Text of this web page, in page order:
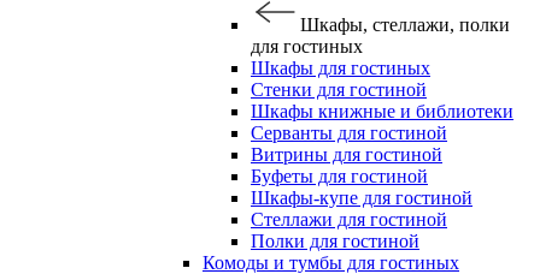
Шкафы, стеллажи, полки
для гостиных
Шкафы для гостиных
Стенки для гостиной
Шкафы книжные и библиотеки
Серванты для гостиной
Витрины для гостиной
Буфеты для гостиной
Шкафы-купе для гостиной
Стеллажи для гостиной
Полки для гостиной
Комоды и тумбы для гостиных